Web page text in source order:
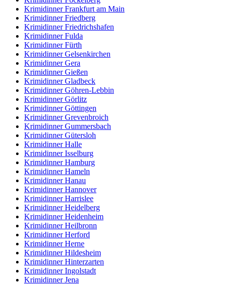
Krimidinner Frankfurt am Main
Krimidinner Friedberg
Krimidinner Friedrichshafen
Krimidinner Fulda
Krimidinner Fürth
Krimidinner Gelsenkirchen
Krimidinner Gera
Krimidinner Gießen
Krimidinner Gladbeck
Krimidinner Göhren-Lebbin
Krimidinner Görlitz
Krimidinner Göttingen
Krimidinner Grevenbroich
Krimidinner Gummersbach
Krimidinner Gütersloh
Krimidinner Halle
Krimidinner Isselburg
Krimidinner Hamburg
Krimidinner Hameln
Krimidinner Hanau
Krimidinner Hannover
Krimidinner Harrislee
Krimidinner Heidelberg
Krimidinner Heidenheim
Krimidinner Heilbronn
Krimidinner Herford
Krimidinner Herne
Krimidinner Hildesheim
Krimidinner Hinterzarten
Krimidinner Ingolstadt
Krimidinner Jena